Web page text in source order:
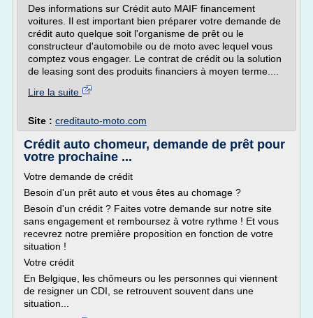
Des informations sur Crédit auto MAIF financement
voitures. Il est important bien préparer votre demande de
crédit auto quelque soit l'organisme de prêt ou le
constructeur d'automobile ou de moto avec lequel vous
comptez vous engager. Le contrat de crédit ou la solution
de leasing sont des produits financiers à moyen terme....
Lire la suite
Site : creditauto-moto.com
Crédit auto chomeur, demande de prêt pour
votre prochaine ...
Votre demande de crédit
Besoin d'un prêt auto et vous êtes au chomage ?
Besoin d'un crédit ? Faites votre demande sur notre site
sans engagement et remboursez à votre rythme ! Et vous
recevrez notre première proposition en fonction de votre
situation !
Votre crédit
En Belgique, les chômeurs ou les personnes qui viennent
de resigner un CDI, se retrouvent souvent dans une
situation...